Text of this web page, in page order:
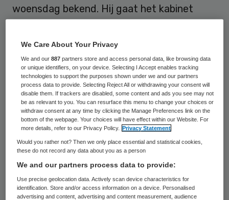
woensdag bekend. Hij gaat het kabinet
van de crisis.
De 48-jarige diplomaat moet de coördinatie
bij de bestrijding van de epidemie met de
Verenigde Naties en de Europese Unie gaan
verzorgen. Ook zal hij naar de landen
afreizen die door de ziekte het hardst zijn
getroffen (Sierra Leone, Liberia en Guinee)
om over de hulpverlening te praten.
Impact beperken
We Care About Your Privacy
We and our887 partners store and access personal data, like browsing data
or unique identifiers, on your device. Selecting I Accept enables tracking
technologies to support the purposes shown under we and our partners
process data to provide. Selecting Reject All or withdrawing your consent will
disable them. If trackers are disabled, some content and ads you see may not
be as relevant to you. You can resurface this menu to change your choices or
withdraw consent at any time by clicking the Manage Preferences link on the
bottom of the webpage. Your choices will have effect within our Website. For
more details, refer to our Privacy Policy.
Privacy Statement
Would you rather not? Then we only place essential and statistical cookies,
these do not record any data about you as a person
We and our partners process data to provide:
Use precise geolocation data. Actively scan device characteristics for
identification. Store and/or access information on a device. Personalised
advertising and content, advertising and content measurement, audience